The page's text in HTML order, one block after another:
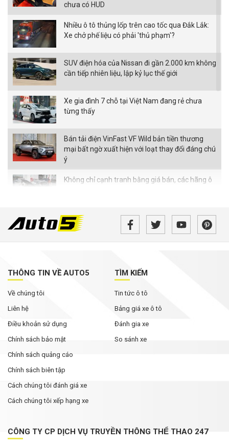
chưa có HUD
Nhiều ô tô thủng lốp trên cao tốc qua Đắk Lắk:
Xe chở phế liệu có phải 'thủ phạm'?
SUV điện hóa của Nissan đi gần 2.000 km không
cần tiếp nhiên liệu, lập kỷ lục thế giới
Xe gia đình 7 chỗ tại Việt Nam đang rẻ chưa
từng thấy
Bán tải điện VinFast VF Wild bản tiền thương
mại bất ngờ xuất hiện với loạt thay đổi đáng chú
ý
Không chỉ cạnh tranh bằng giá bán, các hãng ô
Rolls-Royce Phantom siêu hiếm xuất hiện trong
bài đăng của Hoa hậu Mai Phương Thúy
MG ZS 2026 'rục rịch' về Việt Nam: Động cơ
hybrid, giá dự kiến từ dưới 600 triệu đồng
THÔNG TIN VỀ AUTO5
Về chúng tôi
Liên hệ
Điều khoản sử dụng
Chính sách bảo mật
Chính sách quảng cáo
Chính sách biên tập
Cách chúng tôi đánh giá xe
Cách chúng tôi xếp hạng xe
TÌM KIẾM
Tin tức ô tô
Bảng giá xe ô tô
Đánh gia xe
So sánh xe
CÔNG TY CP DỊCH VỤ TRUYỀN THÔNG THỂ THAO 247